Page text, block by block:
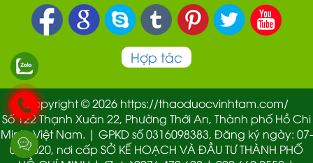
090.669.2550 | 0987.877.193
Hợp tác
Copyright © 2026 https://thaoduocvinhtam.com/
Số 122 Thạnh Xuân 22, Phường Thới An, Thành phố Hồ Chi
Minh, Việt Nam. | GPKD số 0316098383, Đăng ký ngày: 07-
01-2020, nơi cấp SỞ KẾ HOẠCH VÀ ĐẦU TƯ THÀNH PHỐ